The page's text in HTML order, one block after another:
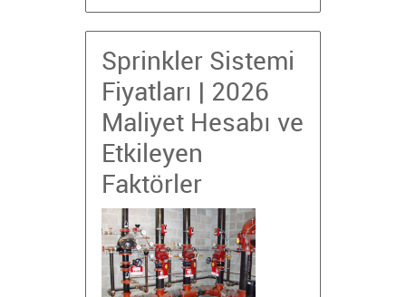
Sprinkler Sistemi
Fiyatları | 2026
Maliyet Hesabı ve
Etkileyen
Faktörler